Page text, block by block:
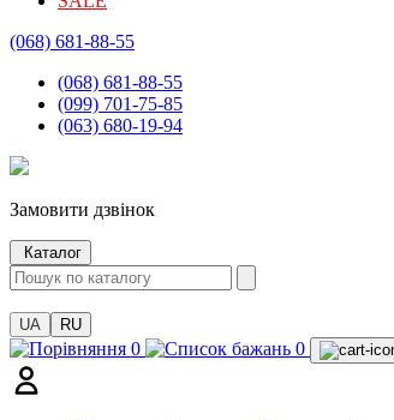
(068) 681-88-55
(068) 681-88-55
(099) 701-75-85
(063) 680-19-94
Замовити дзвінок
Каталог
UA RU
0 0